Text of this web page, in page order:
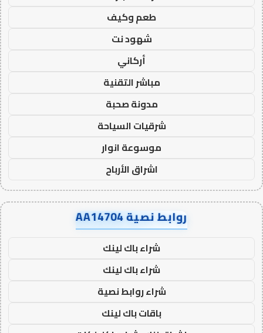
طعم وكيف
شهود نت
أركاني
مباشر التقنية
مدونة صحبة
شرقيات السياحة
موسوعة انوار
اشراق الأرباح
روابط نصية AA14704
شراء باك لينك
شراء باك لينك
شراء روابط نصية
باقات باك لينك